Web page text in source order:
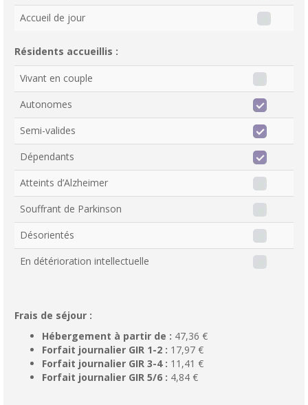
Accueil de jour
Résidents accueillis :
Vivant en couple
Autonomes
Semi-valides
Dépendants
Atteints d’Alzheimer
Souffrant de Parkinson
Désorientés
En détérioration intellectuelle
Frais de séjour :
Hébergement à partir de : 47,36 €
Forfait journalier GIR 1-2 : 17,97 €
Forfait journalier GIR 3-4 : 11,41 €
Forfait journalier GIR 5/6 : 4,84 €